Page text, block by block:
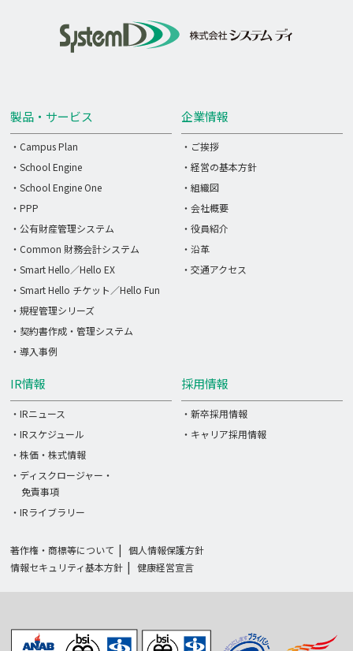
製品・サービス
・Campus Plan
・School Engine
・School Engine One
・PPP
・公有財産管理システム
・Common 財務会計システム
・Smart Hello／Hello EX
・Smart Hello チケット／Hello Fun
・規程管理シリーズ
・契約書作成・管理システム
・導入事例
IR情報
・IRニュース
・IRスケジュール
・株価・株式情報
・ディスクロージャー・
免責事項
・IRライブラリー
採用情報
・新卒採用情報
・キャリア採用情報
企業情報
・ご挨拶
・経営の基本方針
・組織図
・会社概要
・役員紹介
・沿革
・交通アクセス
著作権・商標等について
個人情報保護方針
情報セキュリティ基本方針
健康経営宣言